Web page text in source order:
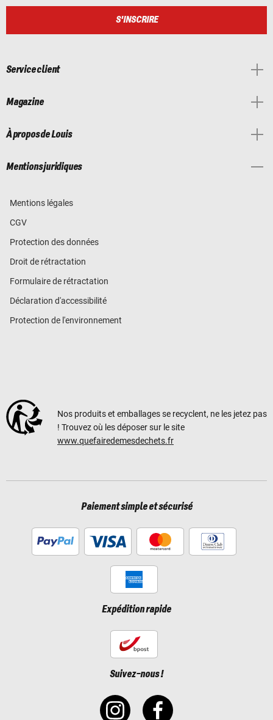
S'INSCRIRE
Service client
Magazine
À propos de Louis
Mentions juridiques
Mentions légales
CGV
Protection des données
Droit de rétractation
Formulaire de rétractation
Déclaration d'accessibilité
Protection de l'environnement
Nos produits et emballages se recyclent, ne les jetez pas
! Trouvez où les déposer sur le site
www.quefairedemesdechets.fr
Paiement simple et sécurisé
Expédition rapide
Suivez-nous !